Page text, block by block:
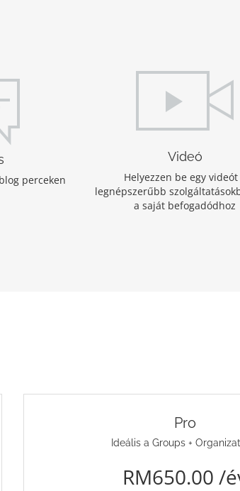
perceken
Videó
Helyezzen be egy videót
legnépszerűbb
a saját befogadódhoz
Pro
Ideális a Groups +
RM650.00 /